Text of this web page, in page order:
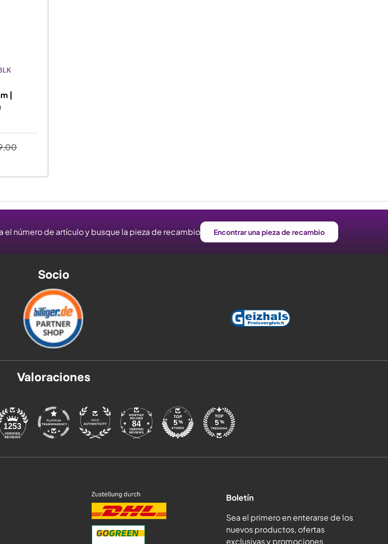
|
el número de artículo y busque la pieza de recambio Encontrar una pieza de recambio
Socio
Valoraciones
1253 84
Boletín
Sea el primero en enterarse de los
nuevos productos, ofertas
exclusivas y promociones